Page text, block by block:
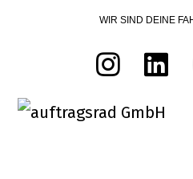
WIR SIND DEINE